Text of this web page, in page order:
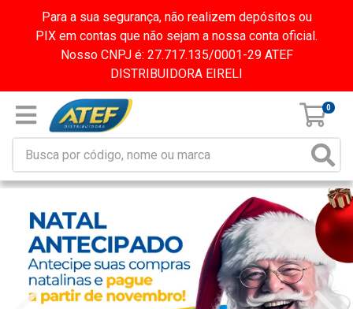
Para a sua segurança, não realizem depósitos ou
PIX em contas que não sejam a nossa conta oficial.
Nosso CNPJ é: 27.717.135/0001-29 ATEF
DISTRIBUIDORA EIRELI
0